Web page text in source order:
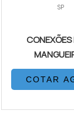
SP
CONEXÕES
COTAR